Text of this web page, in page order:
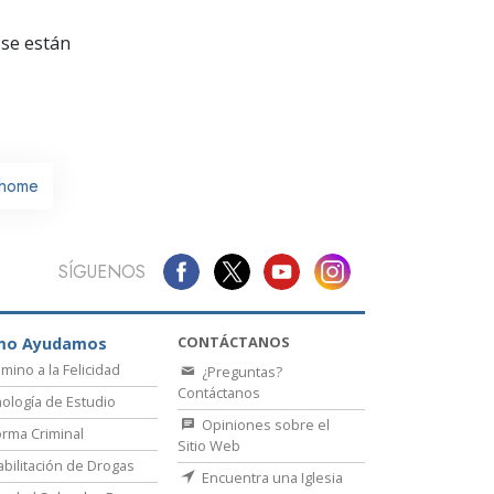
están
SÍGUENOS
Ayudamos
a la Felicidad
de Estudio
Criminal
de Drogas
CONTÁCTANOS
¿Preguntas?
Contáctanos
Opiniones sobre el
Sitio Web
Encuentra una Iglesia